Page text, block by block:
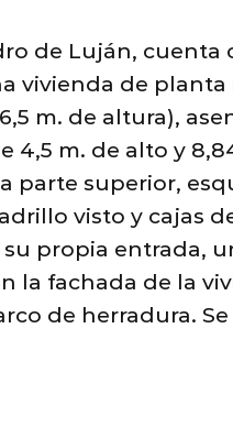
de Luján, cuenta
vivienda de
m. de altura),
m. de alto y
parte superior,
visto y cajas
propia entrada,
la fachada de la
de herradura.